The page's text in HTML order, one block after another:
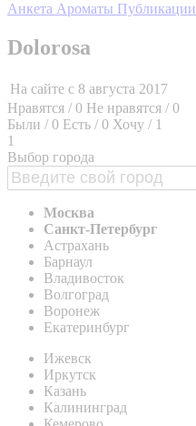
Анкета Ароматы Публикации
Dolorosa
На сайте с 8 августа 2017
Нравятся / 0 Не нравятся / 0
Были / 0 Есть / 0 Хочу / 1
1
Выбор города
Москва
Санкт-Петербург
Астрахань
Барнаул
Владивосток
Волгоград
Воронеж
Екатеринбург
Ижевск
Иркутск
Казань
Калининград